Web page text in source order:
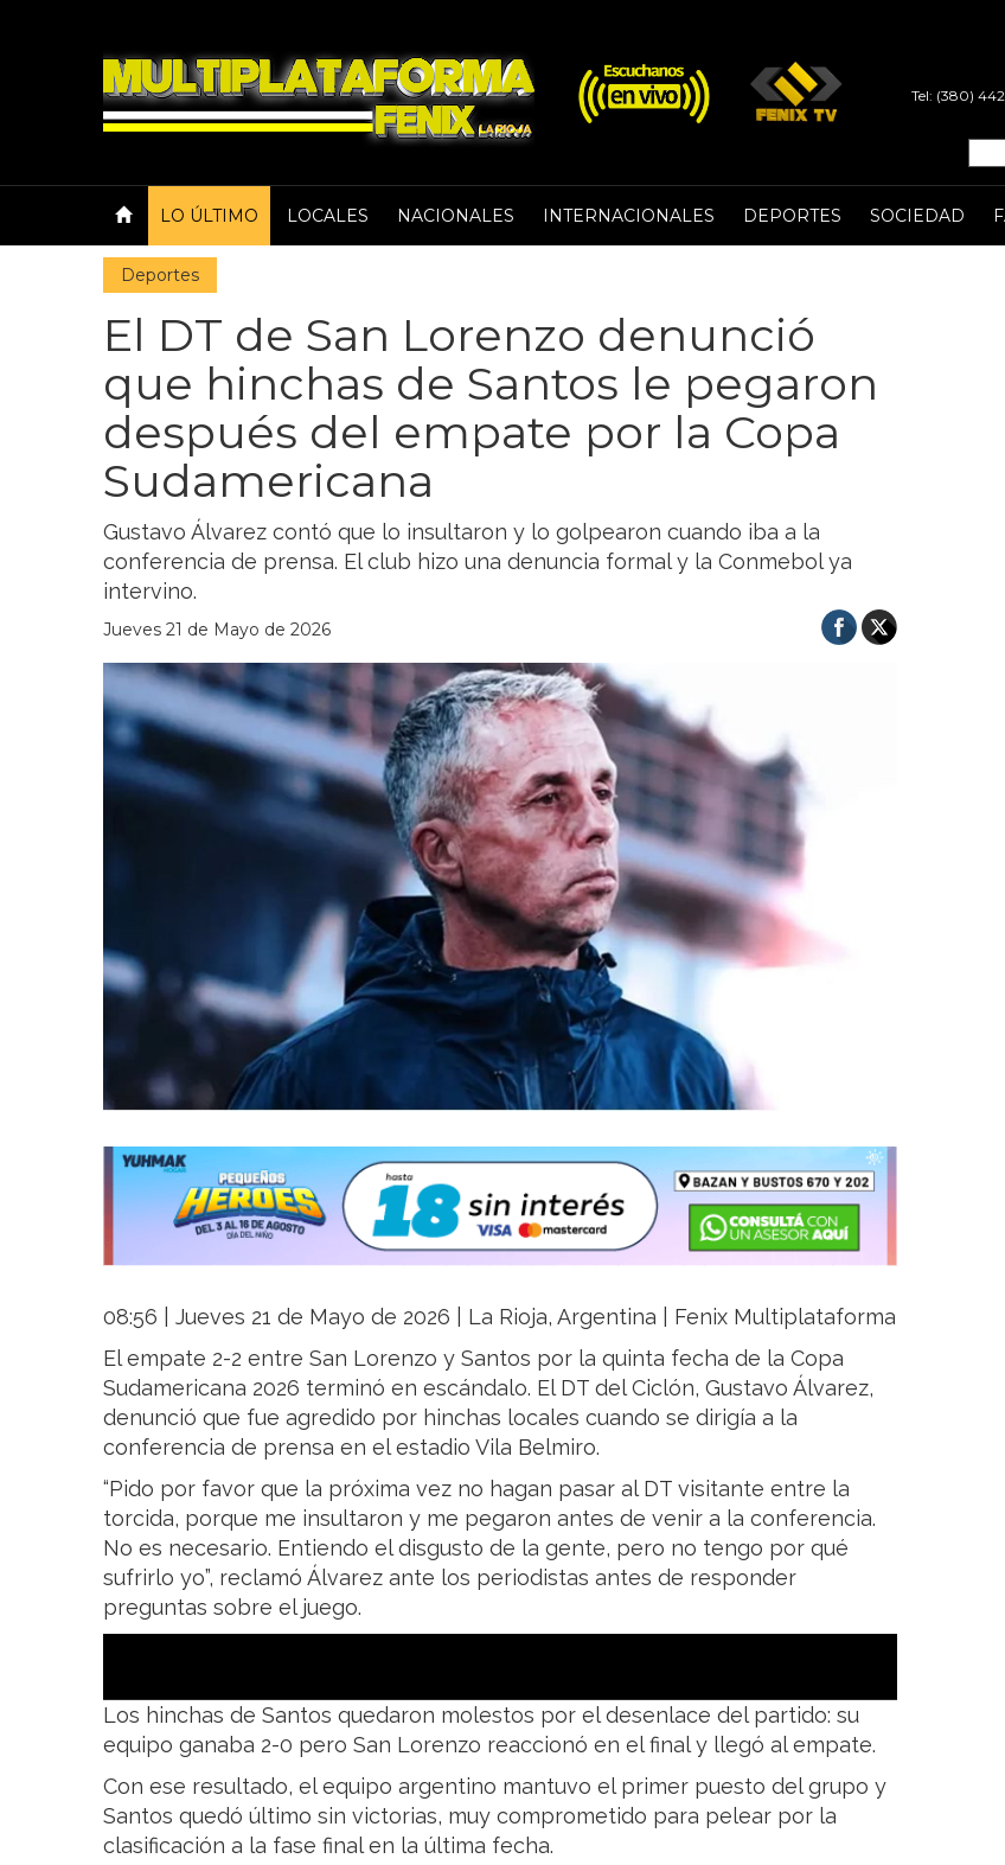
Tel: (380)
LO ÚLTIMO LOCALES NACIONALES INTERNACIONALES DEPORTES SOCIEDAD
Deportes
El DT de San Lorenzo denunció
que hinchas de Santos le pegaron
después del empate por la Copa
Sudamericana
Gustavo Álvarez contó que lo insultaron y lo golpearon cuando iba a la
conferencia de prensa. El club hizo una denuncia formal y la Conmebol ya
intervino.
Jueves 21 de Mayo de 2026
08:56 | Jueves 21 de Mayo de 2026 | La Rioja, Argentina | Fenix Multiplataforma
El empate 2-2 entre San Lorenzo y Santos por la quinta fecha de la Copa
Sudamericana 2026 terminó en escándalo. El DT del Ciclón, Gustavo Álvarez,
denunció que fue agredido por hinchas locales cuando se dirigía a la
conferencia de prensa en el estadio Vila Belmiro.
“Pido por favor que la próxima vez no hagan pasar al DT visitante entre la
torcida, porque me insultaron y me pegaron antes de venir a la conferencia.
No es necesario. Entiendo el disgusto de la gente, pero no tengo por qué
sufrirlo yo”, reclamó Álvarez ante los periodistas antes de responder
preguntas sobre el juego.
Los hinchas de Santos quedaron molestos por el desenlace del partido: su
equipo ganaba 2-0 pero San Lorenzo reaccionó en el final y llegó al empate.
Con ese resultado, el equipo argentino mantuvo el primer puesto del grupo y
Santos quedó último sin victorias, muy comprometido para pelear por la
clasificación a la fase final en la última fecha.